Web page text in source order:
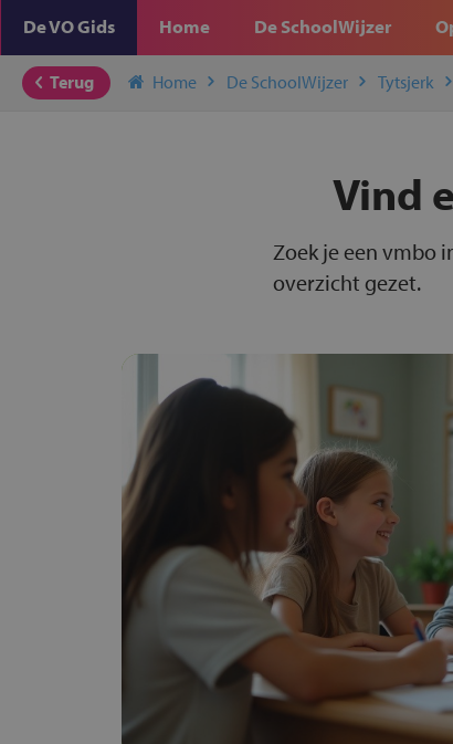
De VO Gids Home De SchoolWijzer
Terug Home De SchoolWijzer Tytsjerk
Vind
Zoek je een vmbo
overzicht gezet.